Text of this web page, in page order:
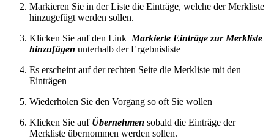
Markieren Sie in der Liste die Einträge, welche der Merkliste
hinzugefügt werden sollen.
Klicken Sie auf den Link Markierte Einträge zur Merkliste
hinzufügen unterhalb der Ergebnisliste
Es erscheint auf der rechten Seite die Merkliste mit den
Einträgen
Wiederholen Sie den Vorgang so oft Sie wollen
Klicken Sie auf Übernehmen sobald die Einträge der
Merkliste übernommen werden sollen.